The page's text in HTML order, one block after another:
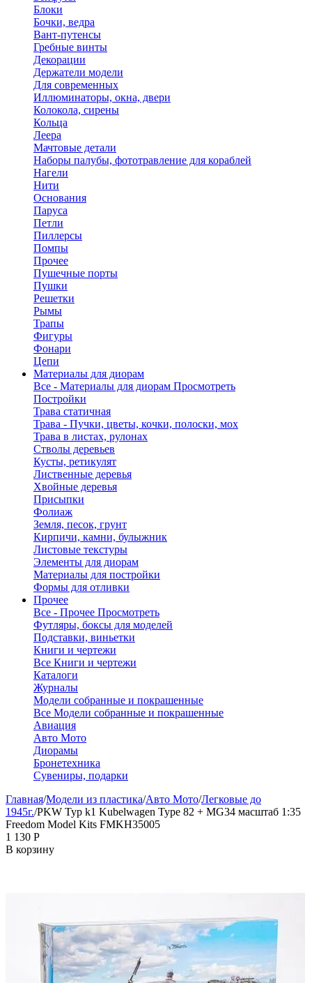
Блоки
Бочки, ведра
Вант-путенсы
Гребные винты
Декорации
Держатели модели
Для современных
Иллюминаторы, окна, двери
Колокола, сирены
Кольца
Леера
Мачтовые детали
Наборы палубы, фототравление для кораблей
Нагели
Нити
Основания
Паруса
Петли
Пиллерсы
Помпы
Прочее
Пушечные порты
Пушки
Решетки
Рымы
Трапы
Фигуры
Фонари
Цепи
Материалы для диорам
Все - Материалы для диорам Просмотреть
Постройки
Трава статичная
Трава - Пучки, цветы, кочки, полоски, мох
Трава в листах, рулонах
Стволы деревьев
Кусты, ретикулят
Лиственные деревья
Хвойные деревья
Присыпки
Фолиаж
Земля, песок, грунт
Кирпичи, камни, булыжник
Листовые текстуры
Элементы для диорам
Материалы для постройки
Формы для отливки
Прочее
Все - Прочее Просмотреть
Футляры, боксы для моделей
Подставки, виньетки
Книги и чертежи
Все Книги и чертежи
Каталоги
Журналы
Модели собранные и покрашенные
Все Модели собранные и покрашенные
Авиация
Авто Мото
Диорамы
Бронетехника
Сувениры, подарки
Главная/Модели из пластика/Авто Мото/Легковые до
1945г./PKW Typ k1 Kubelwagen Type 82 + MG34 масштаб 1:35
Freedom Model Kits FMKH35005
1 130 Р
В корзину